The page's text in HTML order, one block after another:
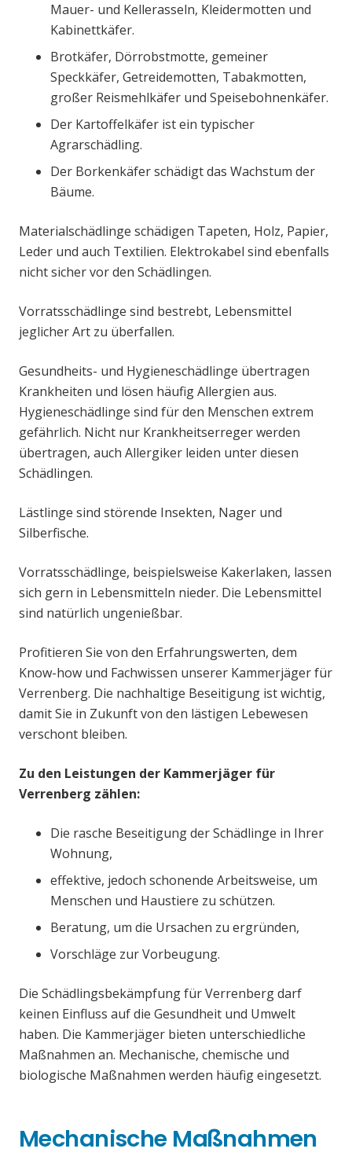
Mauer- und Kellerasseln, Kleidermotten und
Kabinettkäfer.
Brotkäfer, Dörrobstmotte, gemeiner
Speckkäfer, Getreidemotten, Tabakmotten,
großer Reismehlkäfer und Speisebohnenkäfer.
Der Kartoffelkäfer ist ein typischer
Agrarschädling.
Der Borkenkäfer schädigt das Wachstum der
Bäume.
Materialschädlinge schädigen Tapeten, Holz, Papier,
Leder und auch Textilien. Elektrokabel sind ebenfalls
nicht sicher vor den Schädlingen.
Vorratsschädlinge sind bestrebt, Lebensmittel
jeglicher Art zu überfallen.
Gesundheits- und Hygieneschädlinge übertragen
Krankheiten und lösen häufig Allergien aus.
Hygieneschädlinge sind für den Menschen extrem
gefährlich. Nicht nur Krankheitserreger werden
übertragen, auch Allergiker leiden unter diesen
Schädlingen.
Lästlinge sind störende Insekten, Nager und
Silberfische.
Vorratsschädlinge, beispielsweise Kakerlaken, lassen
sich gern in Lebensmitteln nieder. Die Lebensmittel
sind natürlich ungenießbar.
Profitieren Sie von den Erfahrungswerten, dem
Know-how und Fachwissen unserer Kammerjäger für
Verrenberg. Die nachhaltige Beseitigung ist wichtig,
damit Sie in Zukunft von den lästigen Lebewesen
verschont bleiben.
Zu den Leistungen der Kammerjäger für
Verrenberg zählen:
Die rasche Beseitigung der Schädlinge in Ihrer
Wohnung,
effektive, jedoch schonende Arbeitsweise, um
Menschen und Haustiere zu schützen.
Beratung, um die Ursachen zu ergründen,
Vorschläge zur Vorbeugung.
Die Schädlingsbekämpfung für Verrenberg darf
keinen Einfluss auf die Gesundheit und Umwelt
haben. Die Kammerjäger bieten unterschiedliche
Maßnahmen an. Mechanische, chemische und
biologische Maßnahmen werden häufig eingesetzt.
Mechanische Maßnahmen